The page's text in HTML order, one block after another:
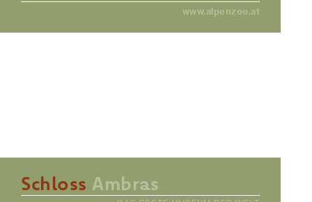
www.alpenzoo.at
Schloss Ambras